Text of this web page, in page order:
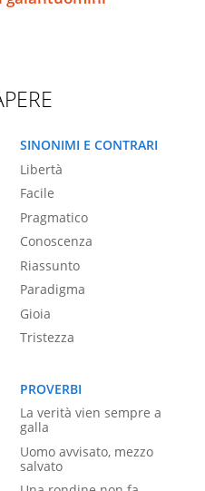
SINONIMI E CONTRARI
Libertà
Facile
Pragmatico
Conoscenza
Riassunto
Paradigma
Gioia
Tristezza
PROVERBI
La verità vien sempre a
galla
Uomo avvisato, mezzo
salvato